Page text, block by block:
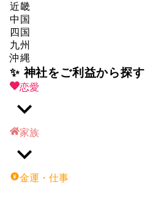
近畿
中国
四国
九州
沖縄
✨ 神社をご利益から探す
恋愛
家族
金運・仕事